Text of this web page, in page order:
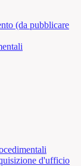
(da pubblicare
d'ufficio